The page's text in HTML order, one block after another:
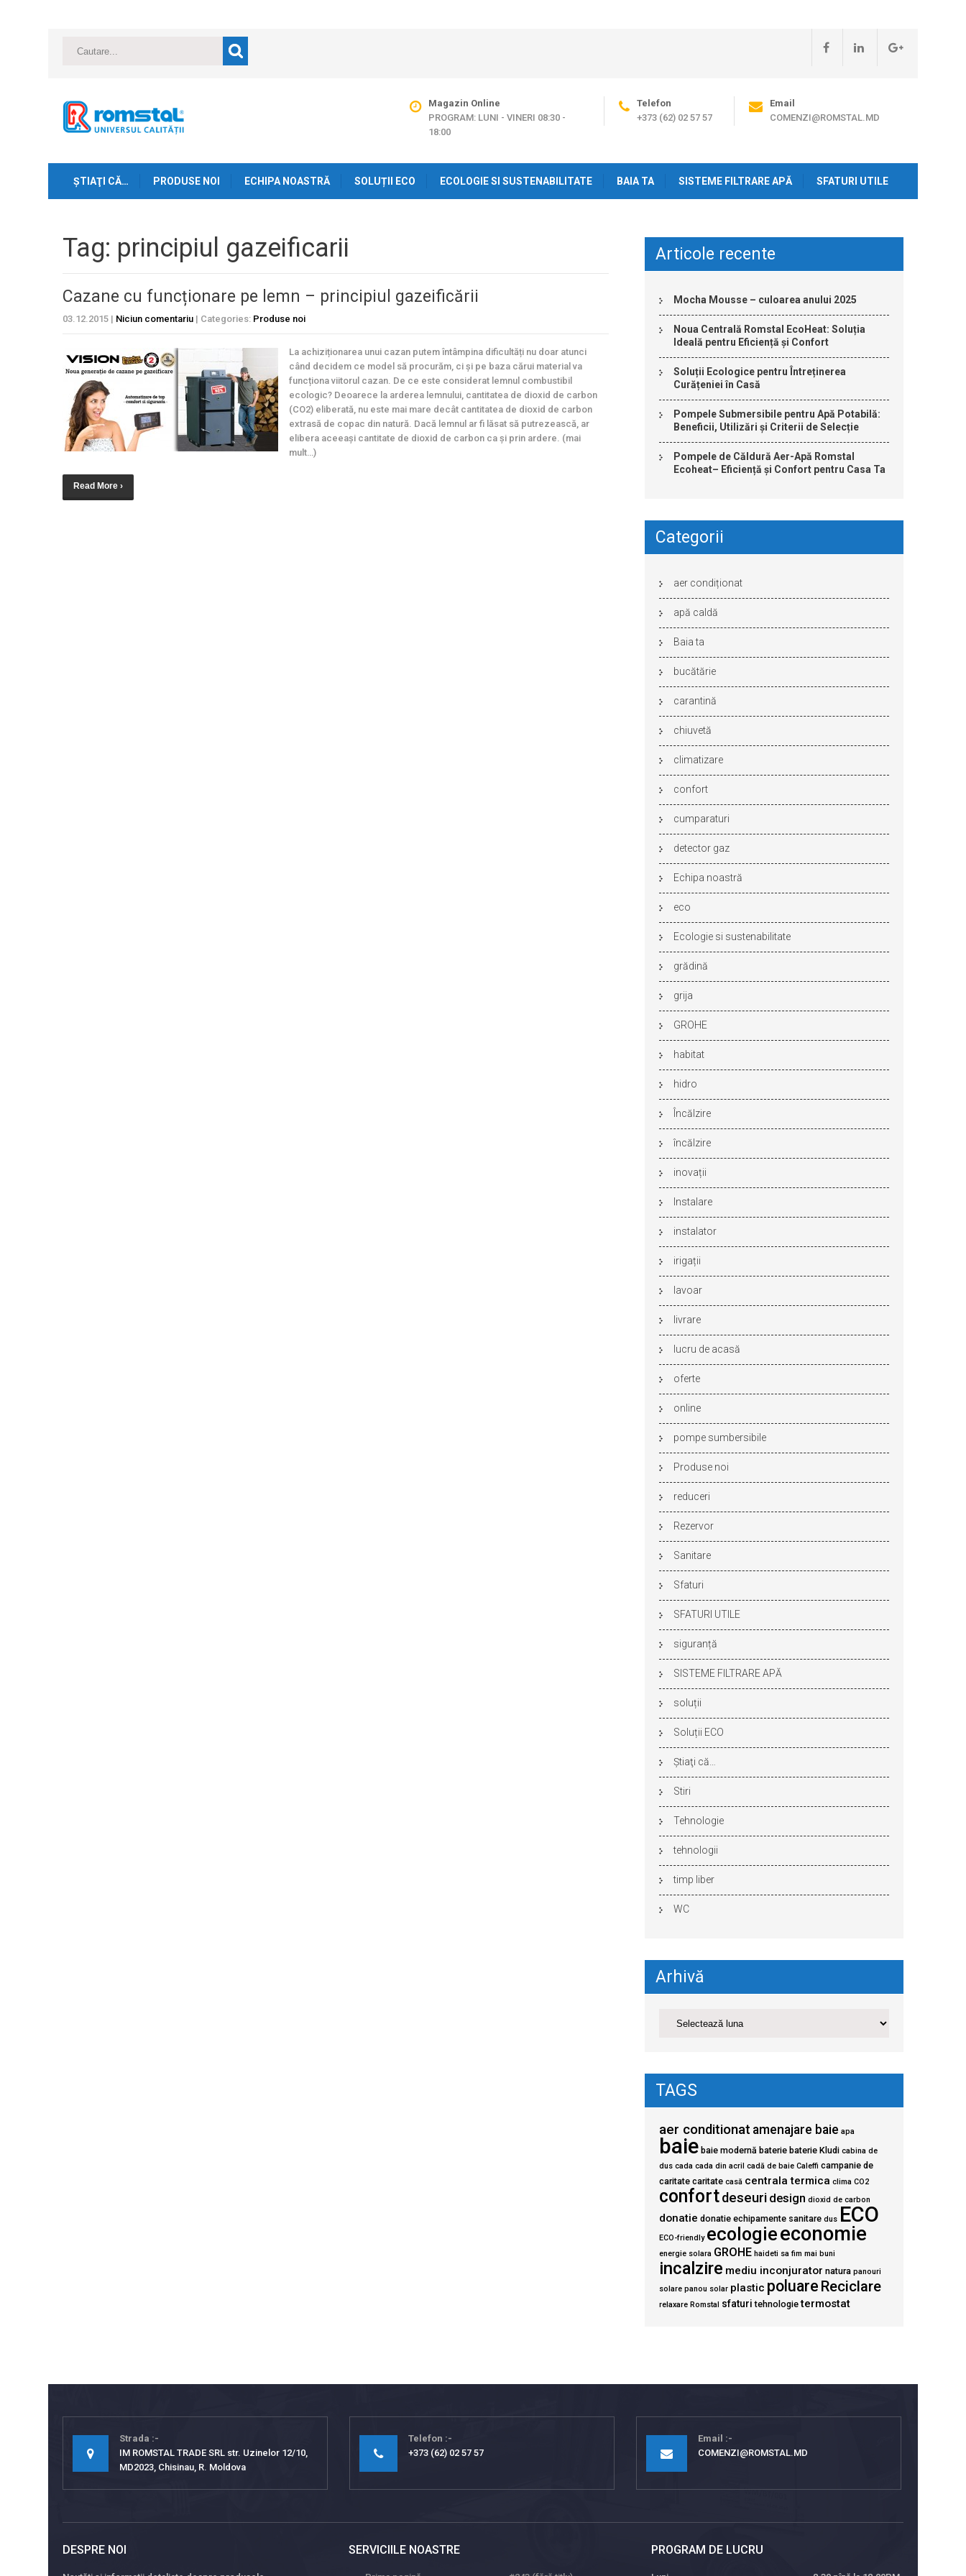
Magazin Online
PROGRAM: LUNI - VINERI 08:30 -
18:00
Telefon
+373 (62) 02 57 57
Email
COMENZI@ROMSTAL.MD
ŞTIAŢI CĂ… PRODUSE NOI ECHIPA NOASTRĂ SOLUȚII ECO ECOLOGIE SI SUSTENABILITATE BAIA TA SISTEME FILTRARE APĂ SFATURI UTILE
Tag: principiul gazeificarii
Cazane cu funcționare pe lemn – principiul gazeificării
03.12.2015 | Niciun comentariu | Categories: Produse noi
La achiziționarea unui cazan putem întâmpina dificultăți nu doar atunci
când decidem ce model să procurăm, ci și pe baza cărui material va
funcționa viitorul cazan. De ce este considerat lemnul combustibil
ecologic? Deoarece la arderea lemnului, cantitatea de dioxid de carbon
(CO2) eliberată, nu este mai mare decât cantitatea de dioxid de carbon
extrasă de copac din natură. Dacă lemnul ar fi lăsat să putrezească, ar
elibera aceeaşi cantitate de dioxid de carbon ca și prin ardere. (mai
mult…)
Read More ›
Articole recente
Mocha Mousse – culoarea anului 2025
Noua Centrală Romstal EcoHeat: Soluția
Ideală pentru Eficiență și Confort
Soluții Ecologice pentru Întreținerea
Curățeniei în Casă
Pompele Submersibile pentru Apă Potabilă:
Beneficii, Utilizări și Criterii de Selecție
Pompele de Căldură Aer-Apă Romstal
Ecoheat– Eficiență și Confort pentru Casa Ta
Categorii
aer condiționat
apă caldă
Baia ta
bucătărie
carantină
chiuvetă
climatizare
confort
cumparaturi
detector gaz
Echipa noastră
eco
Ecologie si sustenabilitate
grădină
grija
GROHE
habitat
hidro
Încălzire
încălzire
inovații
Instalare
instalator
irigații
lavoar
livrare
lucru de acasă
oferte
online
pompe sumbersibile
Produse noi
reduceri
Rezervor
Sanitare
Sfaturi
SFATURI UTILE
siguranță
SISTEME FILTRARE APĂ
soluții
Soluții ECO
Ştiaţi că…
Stiri
Tehnologie
tehnologii
timp liber
WC
Arhivă
TAGS
aer conditionat amenajare baie apa
baie baie modernă baterie baterie Kludi cabina de
dus cada cada din acril cadă de baie Caleffi campanie de
caritate caritate casă centrala termica clima CO2
confortdeseuri design dioxid de carbon
donatie donatie echipamente sanitare dus ECO
ECO-friendly ecologieeconomie
energie solara GROHE haideti sa fim mai buni
incalzire mediu inconjurator natura panouri
solare panou solar plastic poluare Reciclare
relaxare Romstal sfaturi tehnologie termostat
Strada
IM ROMSTAL TRADE SRL str. Uzinelor 12/10,
MD2023, Chisinau, R. Moldova
Telefon
+373 (62) 02 57 57
Email
COMENZI@ROMSTAL.MD
DESPRE NOI SERVICIILE NOASTRE PROGRAM DE LUCRU